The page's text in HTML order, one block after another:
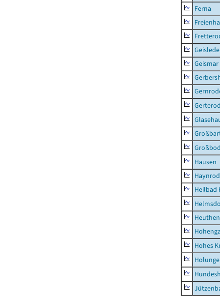
Ferna
Geismar
Hausen
Heilbad
Heuthen
Hohes